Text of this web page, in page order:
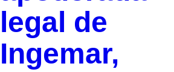
legal de
Ingemar,